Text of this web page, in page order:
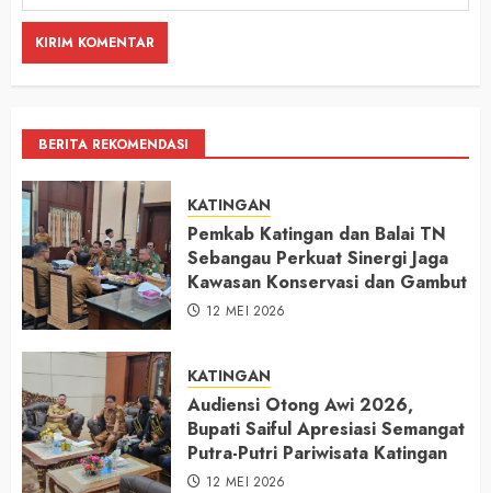
BERITA REKOMENDASI
KATINGAN
Pemkab Katingan dan Balai TN
Sebangau Perkuat Sinergi Jaga
Kawasan Konservasi dan Gambut
12 MEI 2026
KATINGAN
Audiensi Otong Awi 2026,
Bupati Saiful Apresiasi Semangat
Putra-Putri Pariwisata Katingan
12 MEI 2026